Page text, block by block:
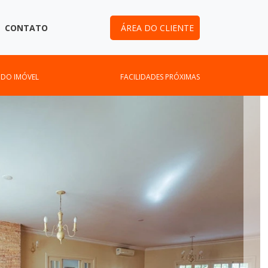
CONTATO ÁREA DO CLIENTE
DO IMÓVEL FACILIDADES PRÓXIMAS